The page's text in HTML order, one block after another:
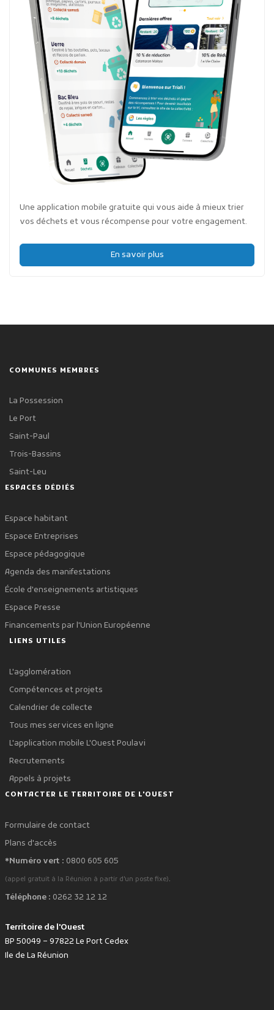
Une application mobile gratuite qui vous aide à mieux trier
vos déchets et vous récompense pour votre engagement.
En savoir plus
COMMUNES MEMBRES
La Possession
Le Port
Saint-Paul
Trois-Bassins
Saint-Leu
ESPACES DÉDIÉS
Espace habitant
Espace Entreprises
Espace pédagogique
Agenda des manifestations
École d'enseignements artistiques
Espace Presse
Financements par l'Union Européenne
LIENS UTILES
L'agglomération
Compétences et projets
Calendrier de collecte
Tous mes services en ligne
L'application mobile L'Ouest Poulavi
Recrutements
Appels à projets
CONTACTER LE TERRITOIRE DE L'OUEST
Formulaire de contact
Plans d'accès
*Numéro vert : 0800 605 605
(appel gratuit à la Réunion à partir d'un poste fixe).
Téléphone : 0262 32 12 12
Territoire de l'Ouest
BP 50049 – 97822 Le Port Cedex
Ile de La Réunion